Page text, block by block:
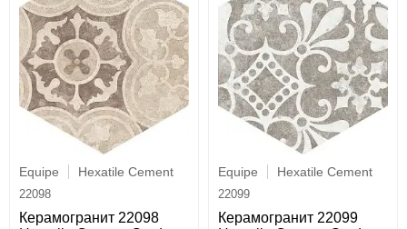
Equipe Hexatile Cement
22098
Керамогранит 22098
Equipe Hexatile Cement
22099
Керамогранит 22099